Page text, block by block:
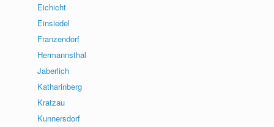
Eichicht
Einsiedel
Franzendorf
Hermannsthal
Jaberlich
Katharinberg
Kratzau
Kunnersdorf